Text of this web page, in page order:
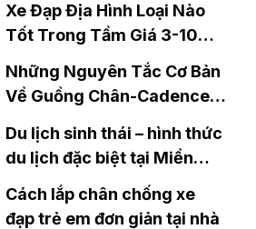
Xe Đạp Địa Hình Loại Nào
Tốt Trong Tầm Giá 3-10
Triệu?
Những Nguyên Tắc Cơ Bản
Về Guồng Chân-Cadence
Du lịch sinh thái – hình thức
du lịch đặc biệt tại Miền
Cách lắp chân chống xe
đạp trẻ em đơn giản tại nhà